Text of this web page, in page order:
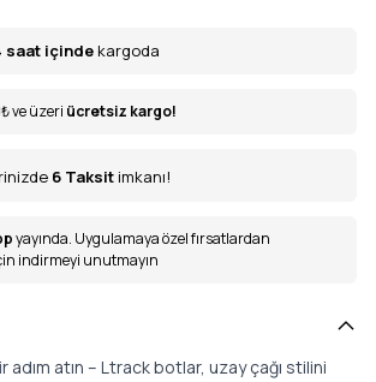
saat içinde kargoda
₺ve üzeri ücretsiz kargo!
6 Taksit imkanı!
yayında. Uygulamaya özel fırsatlardan
indirmeyi unutmayın
atın – Ltrack botlar, uzay çağı stilini